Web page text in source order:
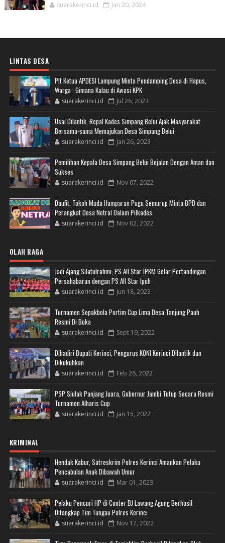
suarakerinci.id Jan 20, 2024
LINTAS DESA
Plt Ketua APDESI Lampung Minta Pendamping Desa di Hapus,
Warga : Gimana Kalau di Awasi KPK
suarakerinci.id Jul 26, 2023
Usai Dilantik, Repal Kades Simpang Belui Ajak Masyarakat
Bersama-sama Memajukan Desa Simpang Belui
suarakerinci.id Jan 26, 2023
Pemilihan Kepala Desa Simpang Belui Bejalan Dengan Aman dan
Sukses
suarakerinci.id Nov 07, 2022
Daufit, Tokoh Muda Hamparan Pugu Semurup Minta BPD dan
Perangkat Desa Netral Dalam Pilkades
suarakerinci.id Nov 02, 2022
OLAH RAGA
Jadi Ajang Silatulrahmi, PS All Star IPKM Gelar Pertandingan
Persahabaran dengan PS All Star Ipuh
suarakerinci.id Jun 18, 2023
Turnamen Sepakbola Portim Cup Lima Desa Tanjung Pauh
Resmi Di Buka
suarakerinci.id Sept 19, 2022
Dihadiri Bupati Kerinci, Pengurus KONI Kerinci Dilantik dan
Dikukuhkan
suarakerinci.id Feb 26, 2022
PSP Siulak Panjang Juara, Gubernur Jambi Tutup Secara Resmi
Turnamen Alharis Cup
suarakerinci.id Jan 15, 2022
KRIMINAL
Hendak Kabur, Satreskrim Polres Kerinci Amankan Pelaku
Pencabulan Anak Dibawah Umur
suarakerinci.id Mar 01, 2023
Pelaku Pencuri HP di Conter BJ Lawang Agung Berhasil
Ditangkap Tim Tungau Polres Kerinci
suarakerinci.id Nov 17, 2022